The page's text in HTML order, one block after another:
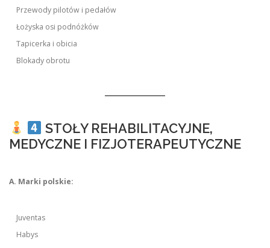
Przewody pilotów i pedałów
Łożyska osi podnóżków
Tapicerka i obicia
Blokady obrotu
STOŁY REHABILITACYJNE,
MEDYCZNE I FIZJOTERAPEUTYCZNE
A. Marki polskie:
Juventas
Habys